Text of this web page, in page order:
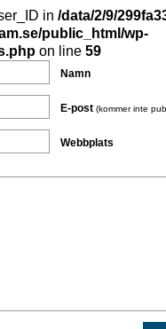
in /data/2/9/
public_html/wp-
on line 59
Namn
E-post (kommer inte
Webbplats